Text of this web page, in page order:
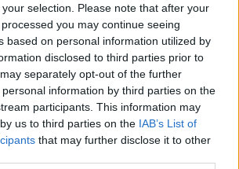
selection. Please note that after your
you may continue seeing
based on personal information utilized by
disclosed to third parties prior to
separately opt-out of the further
information by third parties on the
participants. This information may
us to third parties on the IAB’s List of
that may further disclose it to other
«Ο Άγιος Ανδρέας»:
του αναβάθμιση
Από τα&#8230;
στις ορμόνες